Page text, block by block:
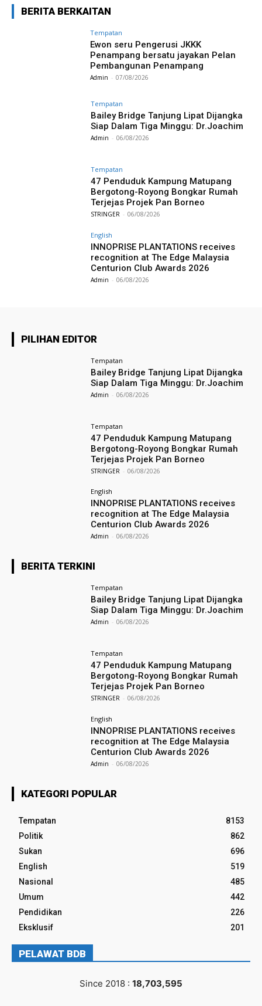
BERITA BERKAITAN
Tempatan
Ewon seru Pengerusi JKKK
Penampang bersatu jayakan Pelan
Pembangunan Penampang
Admin - 07/08/2026
Tempatan
Bailey Bridge Tanjung Lipat Dijangka
Siap Dalam Tiga Minggu: Dr.Joachim
Admin - 06/08/2026
Tempatan
47 Penduduk Kampung Matupang
Bergotong-Royong Bongkar Rumah
Terjejas Projek Pan Borneo
STRINGER - 06/08/2026
English
INNOPRISE PLANTATIONS receives
recognition at The Edge Malaysia
Centurion Club Awards 2026
Admin - 06/08/2026
PILIHAN EDITOR
Tempatan
Bailey Bridge Tanjung Lipat Dijangka
Siap Dalam Tiga Minggu: Dr.Joachim
Admin - 06/08/2026
Tempatan
47 Penduduk Kampung Matupang
Bergotong-Royong Bongkar Rumah
Terjejas Projek Pan Borneo
STRINGER - 06/08/2026
English
INNOPRISE PLANTATIONS receives
recognition at The Edge Malaysia
Centurion Club Awards 2026
Admin - 06/08/2026
BERITA TERKINI
Tempatan
Bailey Bridge Tanjung Lipat Dijangka
Siap Dalam Tiga Minggu: Dr.Joachim
Admin - 06/08/2026
Tempatan
47 Penduduk Kampung Matupang
Bergotong-Royong Bongkar Rumah
Terjejas Projek Pan Borneo
STRINGER - 06/08/2026
English
INNOPRISE PLANTATIONS receives
recognition at The Edge Malaysia
Centurion Club Awards 2026
Admin - 06/08/2026
KATEGORI POPULAR
Tempatan
8153
Politik
862
Sukan
696
English
519
Nasional
485
Umum
442
Pendidikan
226
Eksklusif
201
PELAWAT BDB
Since 2018 : 18,703,595